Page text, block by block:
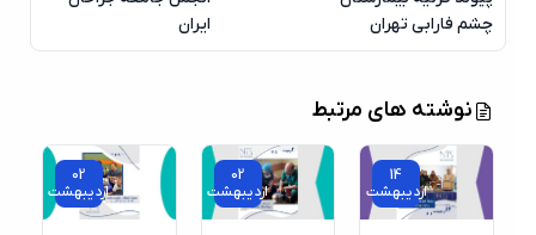
چشم فارابی تهران
ایران
نوشته های مرتبط
14
اردیبهشت
02
اردیبهشت
02
اردیبهشت